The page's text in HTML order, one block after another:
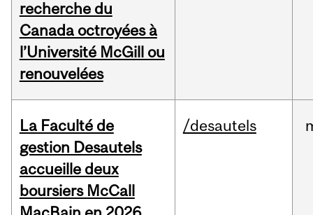
recherche du
Canada octroyées à
l’Université McGill ou
renouvelées
La Faculté de
gestion Desautels
accueille deux
boursiers McCall
/desautels